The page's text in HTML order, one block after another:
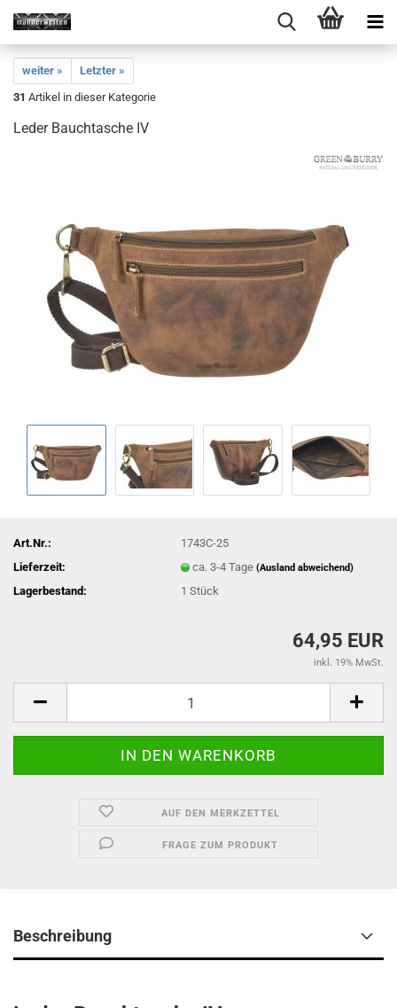
weiter »
Letzter »
31 Artikel in dieser Kategorie
Leder Bauchtasche IV
Art.Nr.:
1743C-25
Lieferzeit:
ca. 3-4 Tage(Ausland abweichend)
Lagerbestand: 1Stück
64,95 EUR
inkl. 19% MwSt.
AUF DEN MERKZETTEL
FRAGE ZUM PRODUKT
Beschreibung